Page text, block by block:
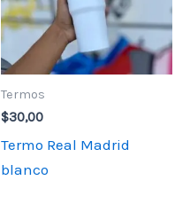
Termos
$30,00
Termo Real Madrid
blanco